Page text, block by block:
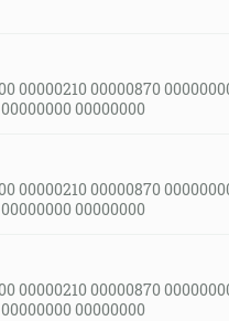
00000210 00000870
00000000
00000210 00000870
00000000
00000210 00000870
00000000